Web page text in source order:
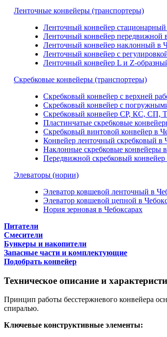
Ленточные конвейеры (транспортеры)
Ленточный конвейер стационарный
Ленточный конвейер передвижной
Ленточный конвейер наклонный в
Ленточный конвейер с
Ленточный конвейер L и Z-
Скребковые конвейеры (транспортеры)
Скребковый конвейер с верхней
Скребковый конвейер с
Скребковый конвейер СР, КС, СП,
Пластинчатые скребковые
Скребковый винтовой конвейер в
Конвейер ленточный скребковый в
Наклонные скребковые конвейеры
Передвижной скребковый конвейер
Элеваторы (нории)
Элеватор ковшевой ленточный в
Элеватор ковшевой цепной в
Нория зерновая в Чебоксарах
Питатели
Смесители
Бункеры и накопители
Запасные части и комплектующие
Подобрать конвейер
Техническое описание и
Принцип работы бесстержневого конвейера
спиралью.
Ключевые конструктивные элементы: